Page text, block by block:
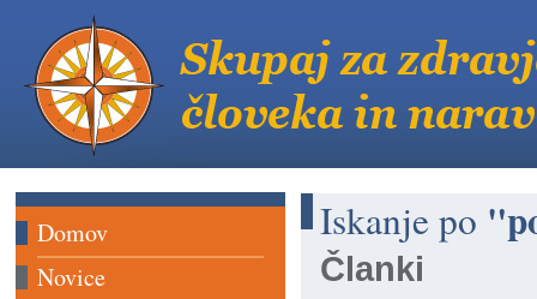
Iskanje po
Članki
Domov
Novice